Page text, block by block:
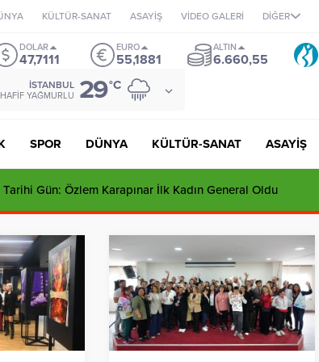
KÜLTÜR-SANAT ASAYİŞ VİDEO GALERİ DİĞER
DOLAR
47,7111
EURO
55,1881
ALTIN
6.660,55
İSTANBUL
HAFIF YAĞMURLU 29°C
SPOR DÜNYA KÜLTÜR-SANAT ASAYİŞ
Gün: Özlem Karapınar İlk Kadın General Oldu